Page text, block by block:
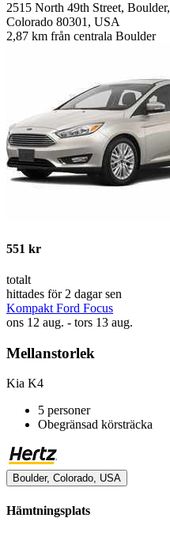
2515 North 49th Street, Boulder,
Colorado 80301, USA
2,87 km från centrala Boulder
551 kr
totalt
hittades för 2 dagar sen
Kompakt Ford Focus
ons 12 aug. - tors 13 aug.
Mellanstorlek
Kia K4
5 personer
Obegränsad körsträcka
Boulder, Colorado, USA
Hämtningsplats